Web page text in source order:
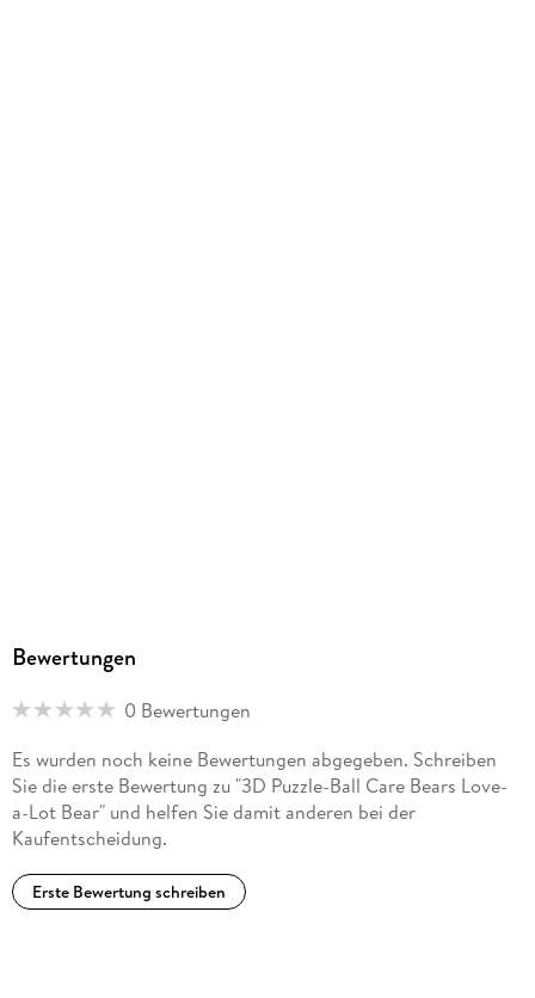
Bewertungen
0 Bewertungen
Es wurden noch keine Bewertungen abgegeben. Schreiben
Sie die erste Bewertung zu "3D Puzzle-Ball Care Bears Love-
a-Lot Bear" und helfen Sie damit anderen bei der
Kaufentscheidung.
Erste Bewertung schreiben